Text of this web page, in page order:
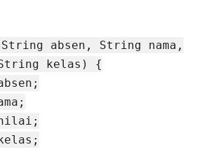
absen, String nama,
kelas) {